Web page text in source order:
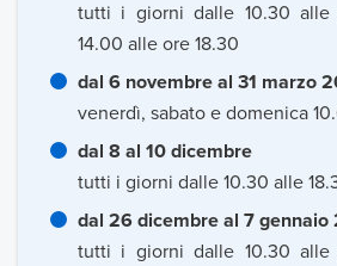
tutti i giorni dalle 10.30
14.00 alle ore 18.30
dal 6 novembre al 31 marzo
venerdì, sabato e domenica
dal 8 al 10 dicembre
tutti i giorni dalle 10.30 alle
dal 26 dicembre al 7 gennaio
tutti i giorni dalle 10.30